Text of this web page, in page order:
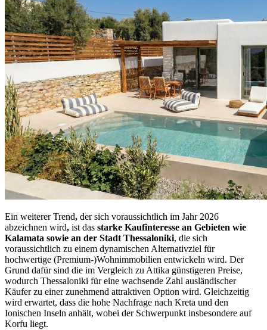
Ein weiterer Trend, der sich voraussichtlich im Jahr 2026
abzeichnen wird, ist das starke Kaufinteresse an Gebieten wie
Kalamata sowie an der Stadt Thessaloniki, die sich
voraussichtlich zu einem dynamischen Alternativziel für
hochwertige (Premium-)Wohnimmobilien entwickeln wird. Der
Grund dafür sind die im Vergleich zu Attika günstigeren Preise,
wodurch Thessaloniki für eine wachsende Zahl ausländischer
Käufer zu einer zunehmend attraktiven Option wird. Gleichzeitig
wird erwartet, dass die hohe Nachfrage nach Kreta und den
Ionischen Inseln anhält, wobei der Schwerpunkt insbesondere auf
Korfu liegt.